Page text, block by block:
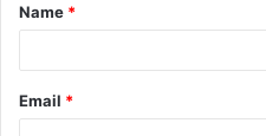
*
Name *
Email *